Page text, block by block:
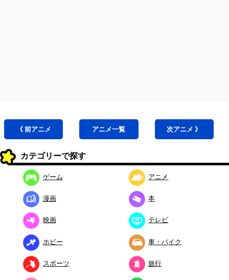
《 前アニメ アニメ一覧 次アニメ 》
カテゴリーで探す
ゲーム アニメ
漫画 本
映画 テレビ
ホビー 車・バイク
スポーツ 旅行